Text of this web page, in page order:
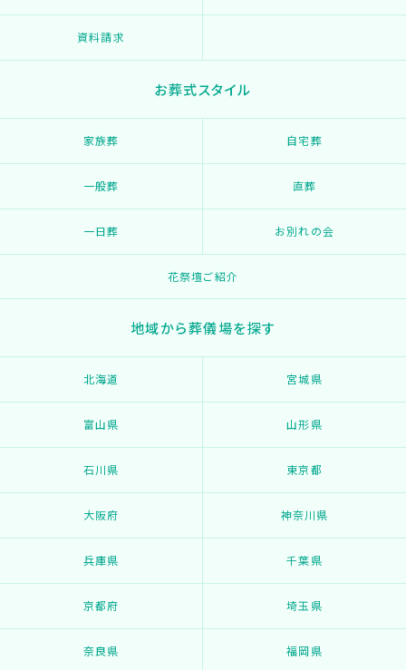
資料請求
お葬式スタイル
家族葬 自宅葬
一般葬 直葬
一日葬 お別れの会
花祭壇ご紹介
地域から葬儀場を探す
北海道 宮城県
富山県 山形県
石川県 東京都
大阪府 神奈川県
兵庫県 千葉県
京都府 埼玉県
奈良県 福岡県